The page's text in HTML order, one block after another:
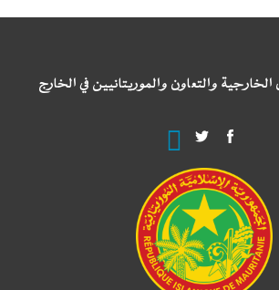
الخارجية والتعاون والموريتانيين في الخارج